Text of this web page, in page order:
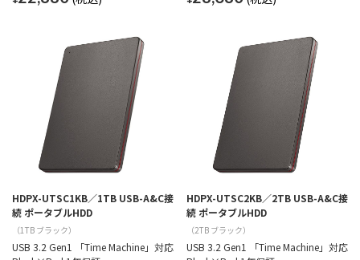
HDPX-UTSC1KB／1TB USB-A&C接
続 ポータブルHDD
（1TB ブラック）
USB 3.2 Gen1 「Time Machine」対応
HDPX-UTSC2KB／2TB USB-A&C接
続 ポータブルHDD
（2TB ブラック）
USB 3.2 Gen1 「Time Machine」対応